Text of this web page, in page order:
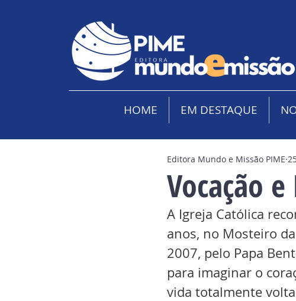
HOME EM DESTAQUE
Vocação
Editora Mundo e Missão PIME
A Igreja Católica
anos, no Mosteiro
2007, pelo Papa
para imaginar o
vida totalmente